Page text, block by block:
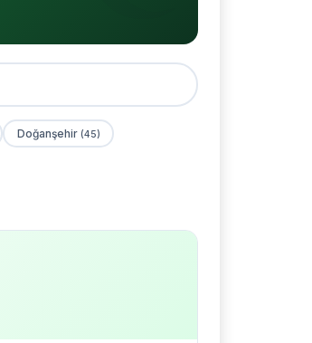
Doğanşehir (45)